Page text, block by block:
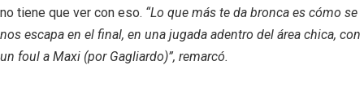
no tiene que ver con eso. “Lo que más te da bronca es cómo se
nos escapa en el final, en una jugada adentro del área chica, con
un foul a Maxi (por Gagliardo)”, remarcó.